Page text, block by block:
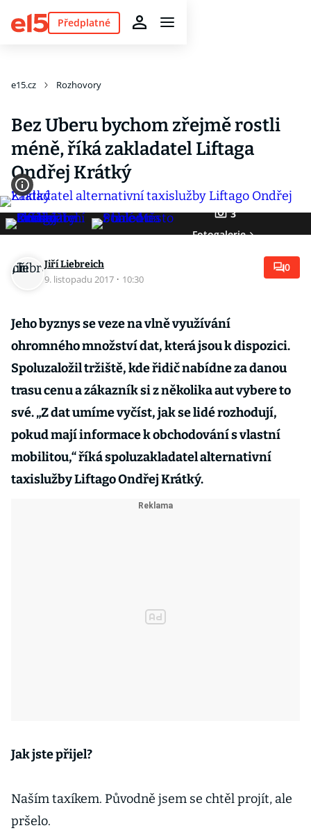
Předplatné
e15.cz Rozhovory
Bez Uberu bychom zřejmě rostli
méně, říká zakladatel Liftaga
Ondřej Krátký
3
Fotogalerie
Jiří Liebreich
9. listopadu 2017 · 10:30
0
Jeho byznys se veze na vlně využívání
ohromného množství dat, která jsou k dispozici.
Spoluzaložil tržiště, kde řidič nabídne za danou
trasu cenu a zákazník si z několika aut vybere to
své. „Z dat umíme vyčíst, jak se lidé rozhodují,
pokud mají informace k obchodování s vlastní
mobilitou,“ říká spoluzakladatel alternativní
taxislužby Liftago Ondřej Krátký.
Jak jste přijel?
Naším taxíkem. Původně jsem se chtěl projít, ale
pršelo.